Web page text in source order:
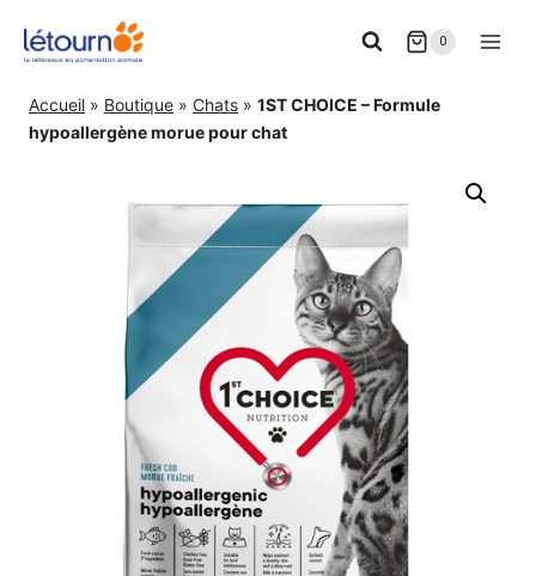
0
Accueil » Boutique » Chats » 1ST CHOICE – Formule
hypoallergène morue pour chat